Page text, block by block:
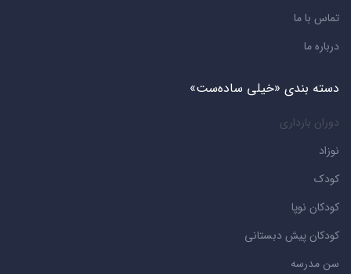
تماس با ما
درباره ما
دسته بندی «خیلی ساده‌ست»
دوران بارداری
نوزاد
کودک
کودکان نوپا
کودکان پیش دبستانی
سن مدرسه